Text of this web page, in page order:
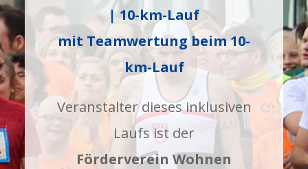
| 10-km-Lauf
mit Teamwertung beim 10-
km-Lauf
Veranstalter dieses inklusiven
Laufs ist der
Förderverein Wohnen